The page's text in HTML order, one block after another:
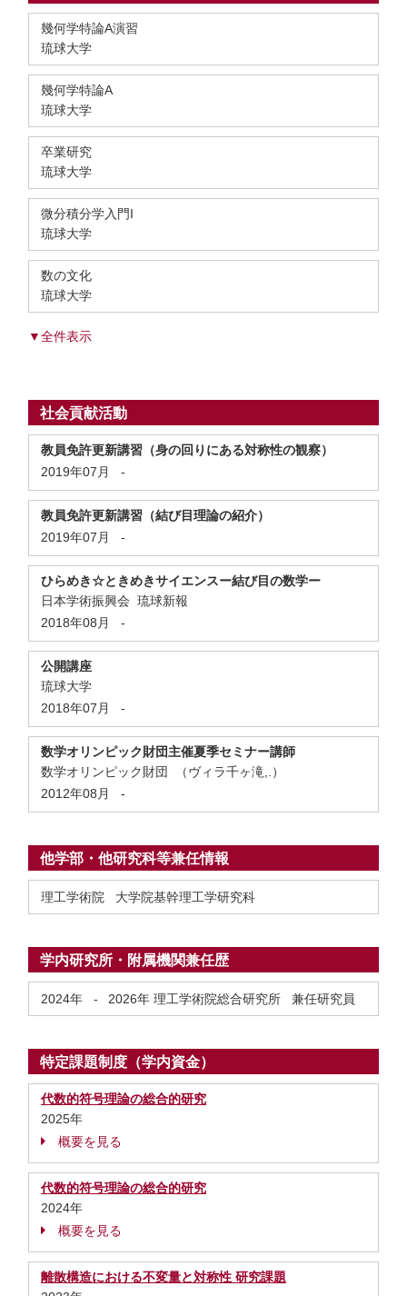
幾何学特論A演習
琉球大学
幾何学特論A
琉球大学
卒業研究
琉球大学
微分積分学入門I
琉球大学
数の文化
琉球大学
▼全件表示
社会貢献活動
教員免許更新講習（身の回りにある対称性の観察）
2019年07月
-
教員免許更新講習（結び目理論の紹介）
2019年07月
-
ひらめき☆ときめきサイエンスー結び目の数学ー
日本学術振興会 琉球新報
2018年08月
-
公開講座
琉球大学
2018年07月
-
数学オリンピック財団主催夏季セミナー講師
数学オリンピック財団 （ヴィラ千ヶ滝,.）
2012年08月
-
他学部・他研究科等兼任情報
理工学術院 大学院基幹理工学研究科
学内研究所・附属機関兼任歴
2024年 - 2026年 理工学術院総合研究所 兼任研究員
特定課題制度（学内資金）
代数的符号理論の総合的研究
2025年
概要を見る
代数的符号理論の総合的研究
2024年
概要を見る
離散構造における不変量と対称性 研究課題